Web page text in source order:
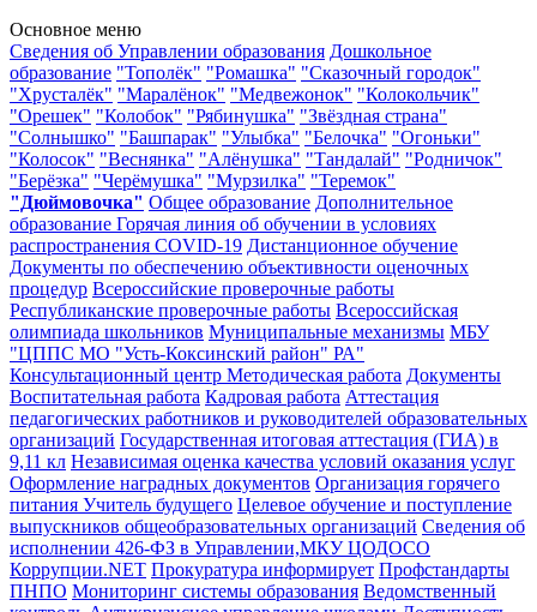
Основное меню
Сведения об Управлении образования Дошкольное
образование "Тополёк" "Ромашка" "Сказочный городок"
"Хрусталёк" "Маралёнок" "Медвежонок" "Колокольчик"
"Орешек" "Колобок" "Рябинушка" "Звёздная страна"
"Солнышко" "Башпарак" "Улыбка" "Белочка" "Огоньки"
"Колосок" "Веснянка" "Алёнушка" "Тандалай" "Родничок"
"Берёзка" "Черёмушка" "Мурзилка" "Теремок"
"Дюймовочка" Общее образование Дополнительное
образование Горячая линия об обучении в условиях
распространения COVID-19 Дистанционное обучение
Документы по обеспечению объективности оценочных
процедур Всероссийские проверочные работы
Республиканские проверочные работы Всероссийская
олимпиада школьников Муниципальные механизмы МБУ
"ЦППС МО "Усть-Коксинский район" РА"
Консультационный центр Методическая работа Документы
Воспитательная работа Кадровая работа Аттестация
педагогических работников и руководителей образовательных
организаций Государственная итоговая аттестация (ГИА) в
9,11 кл Независимая оценка качества условий оказания услуг
Оформление наградных документов Организация горячего
питания Учитель будущего Целевое обучение и поступление
выпускников общеобразовательных организаций Сведения об
исполнении 426-ФЗ в Управлении,МКУ ЦОДОСО
Коррупции.NET Прокуратура информирует Профстандарты
ПНПО Мониторинг системы образования Ведомственный